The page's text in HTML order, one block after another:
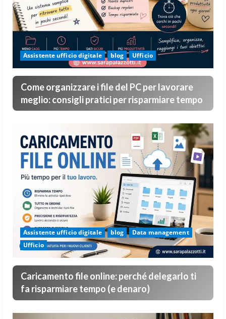
Assistente ufficio digitale blog Ufficio
Come organizzare i file del PC per lavorare
meglio: consigli pratici per risparmiare tempo
Assistente ufficio digitale blog
Data management
Ufficio
Caricamento file online: perché delegarlo ti
fa risparmiare tempo (e denaro)